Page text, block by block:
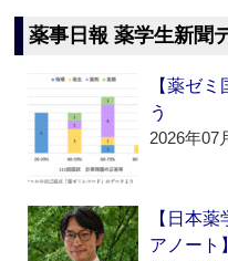
薬事日報 薬学生新聞
【薬ゼ
う
2026年07
【日本
アノート